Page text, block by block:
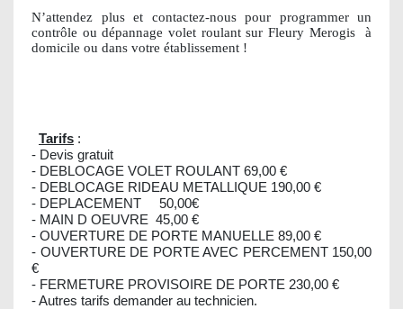
N’attendez plus et contactez-nous pour programmer un
contrôle ou dépannage volet roulant sur Fleury Merogis
à
domicile ou dans votre établissement !
Tarifs :
- Devis gratuit
- DEBLOCAGE VOLET ROULANT 69,00 €
- DEBLOCAGE RIDEAU METALLIQUE 190,00 €
- DEPLACEMENT 50,00€
- MAIN D OEUVRE 45,00 €
- OUVERTURE DE PORTE MANUELLE 89,00 €
- OUVERTURE DE PORTE AVEC PERCEMENT 150,00
€
- FERMETURE PROVISOIRE DE PORTE 230,00 €
- Autres tarifs demander au technicien.